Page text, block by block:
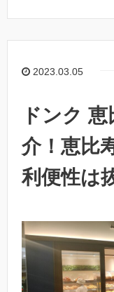
2023.03.05
ドンク
介！恵比
利便性は